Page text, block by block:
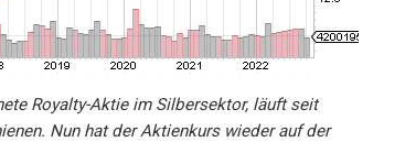
Royalty-Aktie im Silbersektor, läuft seit
Nun hat der Aktienkurs wieder auf der